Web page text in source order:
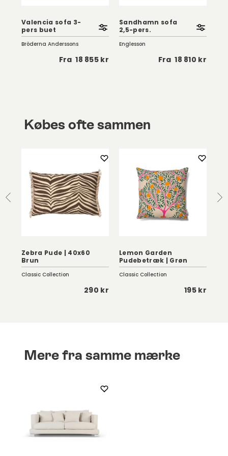
Valencia sofa 3-
pers buet
Bröderna Anderssons
Fra 18 855 kr
Sandhamn sofa
2,5-pers.
Englesson
Fra 18 810 kr
Købes ofte sammen
Zebra Pude | 40x60
Brun
Classic Collection
290 kr
Lemon Garden
Pudebetræk | Grøn
Classic Collection
195 kr
Mere fra samme mærke